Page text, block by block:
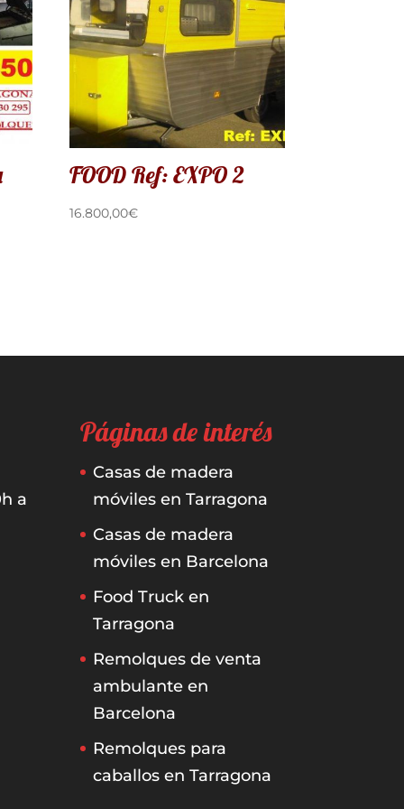
FOOD Ref: EXPO 2
16.800,00€
a
Páginas de interés
Casas de madera
móviles en Tarragona
Casas de madera
móviles en Barcelona
Food Truck en
Tarragona
Remolques de venta
ambulante en
Barcelona
Remolques para
caballos en Tarragona